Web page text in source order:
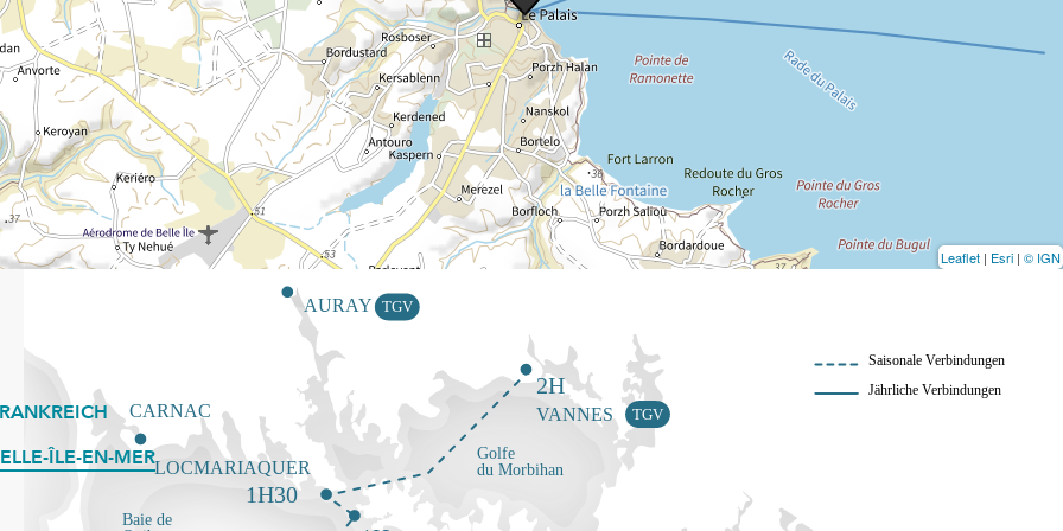
Leaflet | Esri | © IGN
ÎLE-EN-MER